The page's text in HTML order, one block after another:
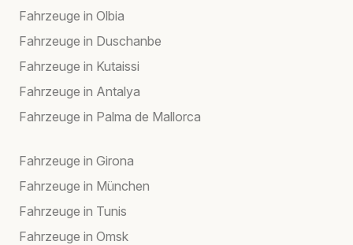
Fahrzeuge in Olbia
Fahrzeuge in Duschanbe
Fahrzeuge in Kutaissi
Fahrzeuge in Antalya
Fahrzeuge in Palma de Mallorca
Fahrzeuge in Girona
Fahrzeuge in München
Fahrzeuge in Tunis
Fahrzeuge in Omsk